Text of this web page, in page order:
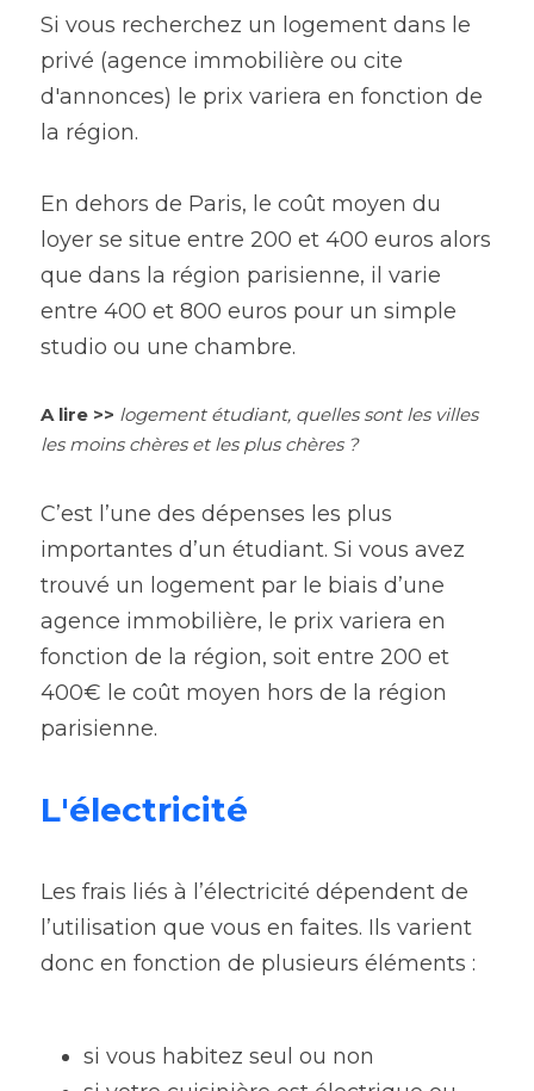
Si vous recherchez un logement dans le
privé (agence immobilière ou cite
d'annonces) le prix variera en fonction de
la région.
En dehors de Paris, le coût moyen du
loyer se situe entre 200 et 400 euros alors
que dans la région parisienne, il varie
entre 400 et 800 euros pour un simple
studio ou une chambre.
A lire >> logement étudiant, quelles sont les villes
les moins chères et les plus chères ?
C’est l’une des dépenses les plus
importantes d’un étudiant. Si vous avez
trouvé un logement par le biais d’une
agence immobilière, le prix variera en
fonction de la région, soit entre 200 et
400€ le coût moyen hors de la région
parisienne.
L'électricité
Les frais liés à l’électricité dépendent de
l’utilisation que vous en faites. Ils varient
donc en fonction de plusieurs éléments :
si vous habitez seul ou non